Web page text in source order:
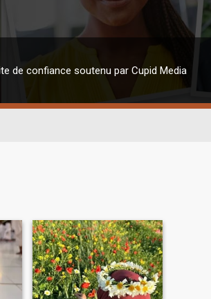
de confiance soutenu par Cupid Media